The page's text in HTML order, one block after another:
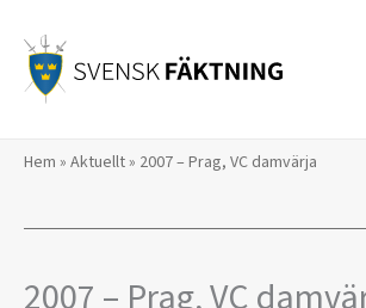
innehåll
Hem » Aktuellt» 2007 – Prag, VC damvärja